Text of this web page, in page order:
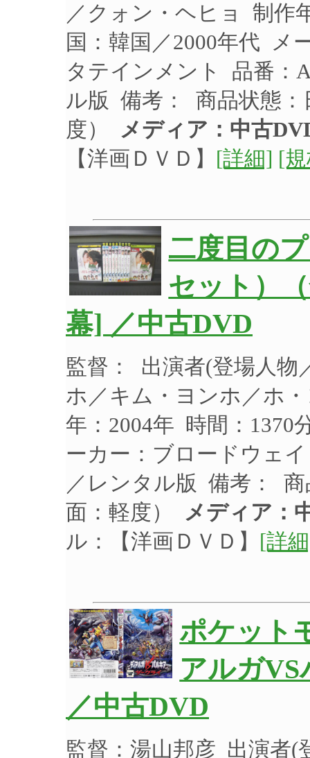
／クォン・ヘヒョ 制作
国：韓国／2000年代 メ
タテインメント 品番：
ル版 備考： 商品状態：
度）
メディア：中古
【洋画ＤＶＤ】 [詳細] [
二度目の
セット）
幕] ／中古DVD
監督： 出演者(登場人物
ホ／キム・ヨンホ／ホ
年：2004年 時間：1370
ーカー：ブロードウェ
／レンタル版 備考：
面：軽度）
メディア：
ル：【洋画ＤＶＤ】 [詳
ポケット
アルガ
／中古DVD
監督：湯山邦彦 出演者(